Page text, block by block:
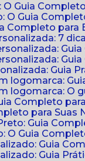
O Guia
O Guia
Completo
7
Guia
logomarca:
logomarca: O
Completo
para Suas
Guia
O Guia
Guia
Guia